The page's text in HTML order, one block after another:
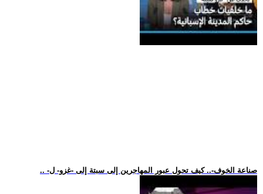
.. -صناعة الخوف-.. كيف تحول عبور المهاجرين إلى سبتة إلى -غزو- ل